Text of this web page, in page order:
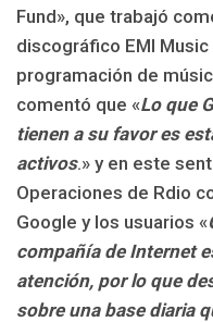
Fund», que trabajó
discográfico EMI
programación de
comentó que «Lo que
tienen a su favor es
activos.» y en este
Operaciones de Rdio
Google y los usuarios «
compañía de Internet
atención, por lo que
sobre una base diaria